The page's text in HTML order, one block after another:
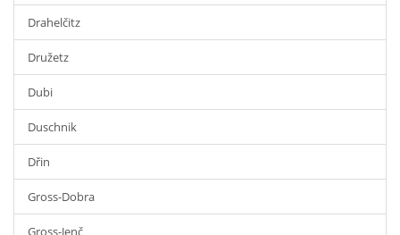
Drahelčitz
Družetz
Dubi
Duschnik
Dřin
Gross-Dobra
Gross-Jenč